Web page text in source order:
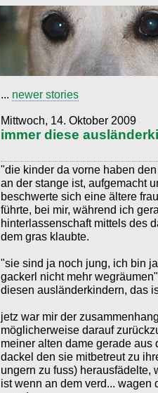
... newer stories
Mittwoch, 14. Oktober 2009
immer diese
"die kinder da vorne haben
an der stange ist, aufgemacht
beschwerte sich eine ältere
führte, bei mir, während ich
hinterlassenschaft mittels des
dem gras klaubte.
"sie sind ja noch jung, ich bin
gackerl nicht mehr
diesen ausländerkindern, das
jetz war mir der
möglicherweise darauf
meiner alten dame gerade aus
dackel den sie mitbetreut zu
ungern zu fuss) herausfädelte,
ist wenn an dem verd... wagen